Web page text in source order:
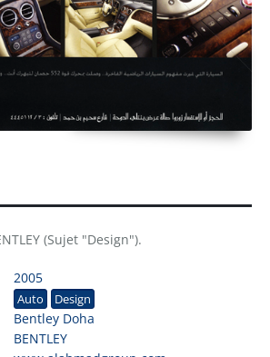
(Sujet "Design").
2005
Auto Design
Bentley Doha
BENTLEY